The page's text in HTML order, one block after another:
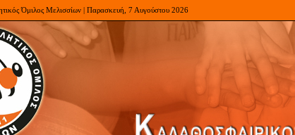
Όμιλος Μελισσίων | Παρασκευή, 7 Αυγούστου 2026